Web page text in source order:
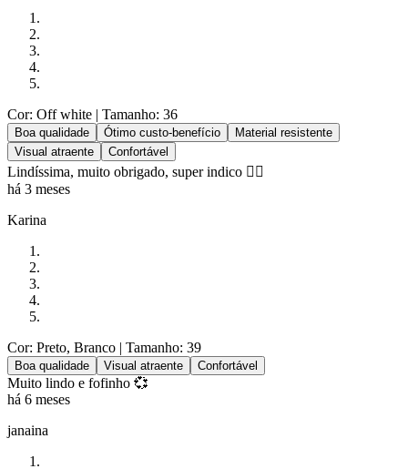
Cor: Off white | Tamanho: 36
Boa qualidade Ótimo custo-benefício
Material resistente
Visual atraente
Confortável
Lindíssima, muito obrigado, super indico 👍🏻
há 3 meses
Karina
Cor: Preto, Branco | Tamanho: 39
Boa qualidade Visual atraente Confortável
Muito lindo e fofinho 💞
há 6 meses
janaina